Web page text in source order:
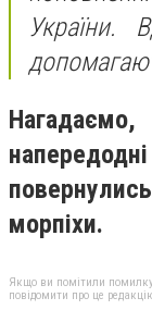
України.
морпіхи.
Якщо ви помітили помилку,
повідомити про це